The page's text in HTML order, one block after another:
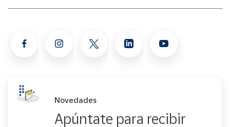
Novedades
Apúntate para recibir